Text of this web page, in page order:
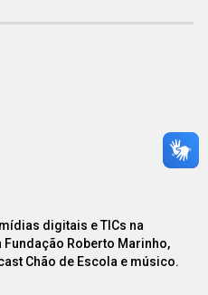
digitais e TICs na
Roberto Marinho,
Chão de Escola e músico.